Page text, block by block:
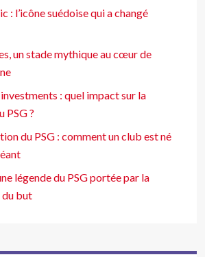
: l’icône suédoise qui a changé
un stade mythique au cœur de
: quel impact sur la
PSG ?
du PSG : comment un club est né
légende du PSG portée par la
du but